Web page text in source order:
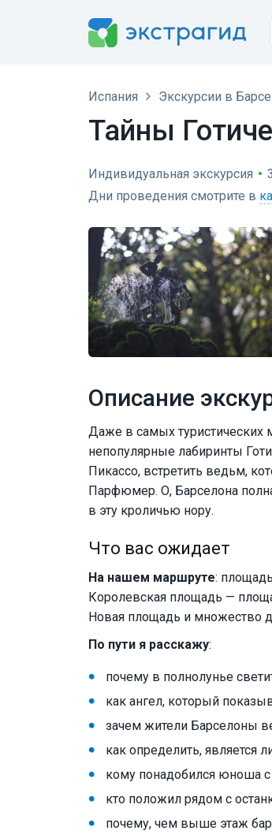
Испания Экскурсии в
Тайны
Индивидуальная экскурсия •
Дни проведения смотрите в
Описание
Даже в самых туристических
непопулярные лабиринты
Пикассо, встретить ведьм,
Парфюмер. О, Барселона
в эту кроличью нору.
Что вас ожидает
На нашем маршруте:
Королевская площадь —
Новая площадь и множество
По пути я расскажу:
почему в полнолунье
как ангел, который
зачем жители Барселоны
как определить, является
кому понадобился юноша
кто положил рядом с
почему, чем выше этаж